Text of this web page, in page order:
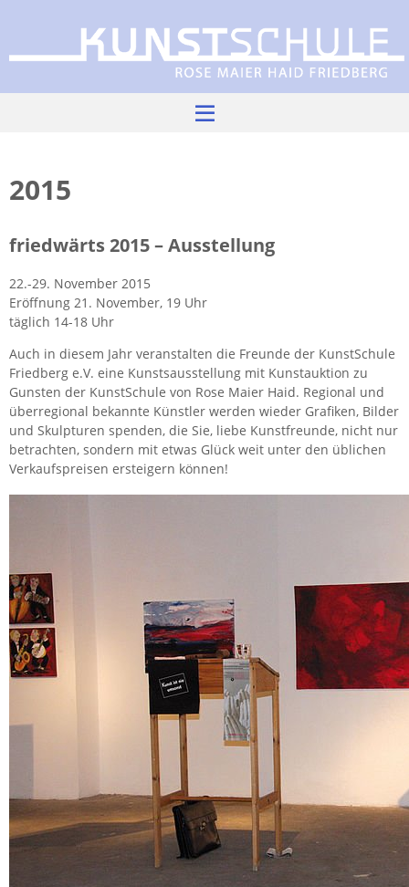
content
2015
fried­wärts 2015 – Aus­stel­lung
22.-29. No­vem­ber 2015
Er­öff­nung 21. No­vem­ber, 19 Uhr
täg­lich 14-18 Uhr
Auch in die­sem Jahr ver­an­stal­ten die Freun­de der Kunst­Schu­le
Fried­berg e.V. eine Kunst­saus­stel­lung mit Kunst­auk­ti­on zu
Guns­ten der Kunst­Schu­le von Rose Maier Haid. Re­gio­nal und
über­re­gio­nal be­kann­te Künst­ler wer­den wie­der Gra­fi­ken, Bil­der
und Skulp­tu­ren spen­den, die Sie, liebe Kunst­freun­de, nicht nur
be­trach­ten, son­dern mit etwas Glück weit unter den üb­li­chen
Ver­kaufs­prei­sen er­stei­gern kön­nen!